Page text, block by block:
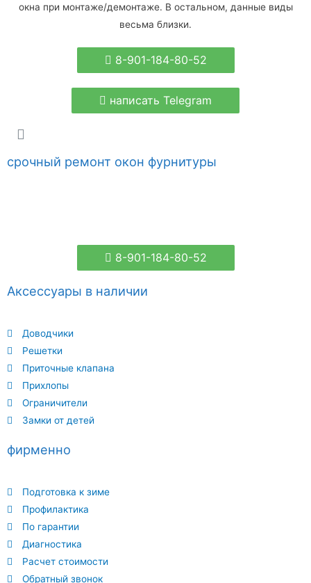
окна при монтаже/демонтаже. В остальном, данные виды
весьма близки.
8-901-184-80-52
написать Telegram
фирменно
Подготовка к зиме
Профилактика
По гарантии
Диагностика
Расчет стоимости
Обратный звонок
Аксессуары в наличии
Доводчики
Решетки
Приточные клапана
Прихлопы
Ограничители
Замки от детей
срочный ремонт окон фурнитуры
8-901-184-80-52